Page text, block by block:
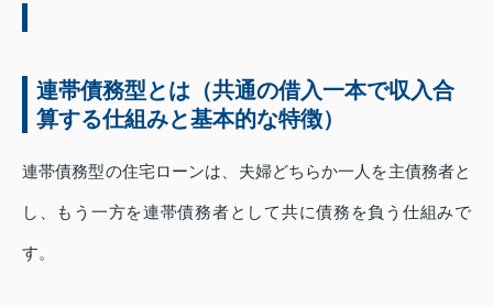
連帯債務型とは（共通の借入一本で収入合
算する仕組みと基本的な特徴）
連帯債務型の住宅ローンは、夫婦どちらか一人を主債務者と
し、もう一方を連帯債務者として共に債務を負う仕組みで
す。